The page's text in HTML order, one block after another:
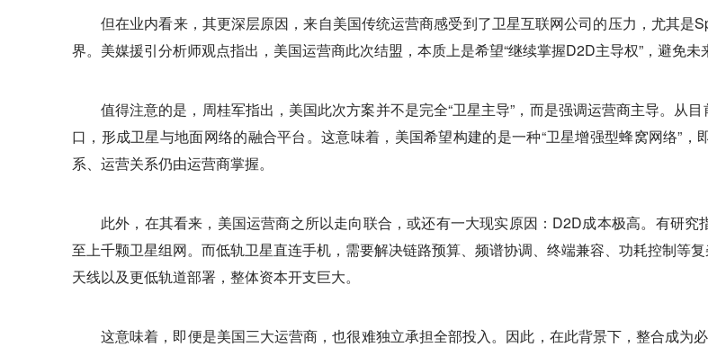
但在业内看来，其更深层原因，来自美国传统运营商感受到了卫星互联网公司的压力，尤其是
界。美媒援引分析师观点指出，美国运营商此次结盟，本质上是希望“继续掌握D2D主导权”，避免未
值得注意的是，周桂军指出，美国此次方案并不是完全“卫星主导”，而是强调运营商主导。从
口，形成卫星与地面网络的融合平台。这意味着，美国希望构建的是一种“卫星增强型蜂窝网络”
系、运营关系仍由运营商掌握。
此外，在其看来，美国运营商之所以走向联合，或还有一大现实原因：D2D成本极高。有研
至上千颗卫星组网。而低轨卫星直连手机，需要解决链路预算、频谱协调、终端兼容、功耗控制等
天线以及更低轨道部署，整体资本开支巨大。
这意味着，即便是美国三大运营商，也很难独立承担全部投入。因此，在此背景下，整合成为